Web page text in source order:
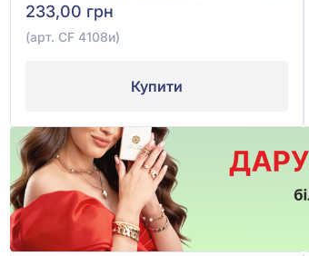
233,00 грн
(арт. CF 4108и)
Купити